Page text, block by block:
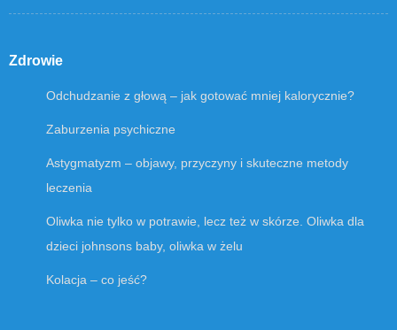
Zdrowie
Odchudzanie z głową – jak gotować mniej kalorycznie?
Zaburzenia psychiczne
Astygmatyzm – objawy, przyczyny i skuteczne metody
leczenia
Oliwka nie tylko w potrawie, lecz też w skórze. Oliwka dla
dzieci johnsons baby, oliwka w żelu
Kolacja – co jeść?